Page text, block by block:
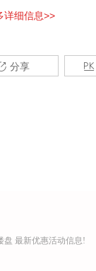
详细信息>>
分享 
盘 最新优惠活动信息!